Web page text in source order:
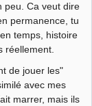
peu. Ca veut dire
permanence, tu
temps, histoire
réellement.
de jouer les"
avec mes
marrer, mais ils